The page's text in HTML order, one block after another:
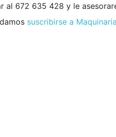
al 672 635 428 y le
suscribirse a